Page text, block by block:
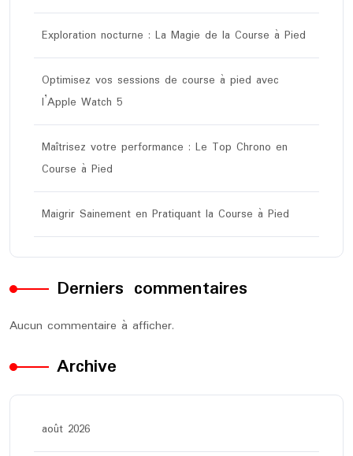
Exploration nocturne : La Magie de la Course à Pied
Optimisez vos sessions de course à pied avec
l’Apple Watch 5
Maîtrisez votre performance : Le Top Chrono en
Course à Pied
Maigrir Sainement en Pratiquant la Course à Pied
Derniers commentaires
Aucun commentaire à afficher.
Archive
août 2026